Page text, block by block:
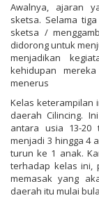
Awalnya, ajaran
sketsa. Selama
sketsa /
didorong untuk
menjadikan
kehidupan
menerus
Kelas keterampilan
daerah Cilincing.
antara usia 13-20
menjadi 3 hingga 4
turun ke 1 anak.
terhadap kelas ini,
memasak yang
daerah itu mulai